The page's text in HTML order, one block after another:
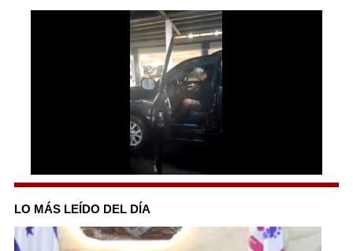
0
of
47
seconds
LO MÁS LEÍDO DEL DÍA